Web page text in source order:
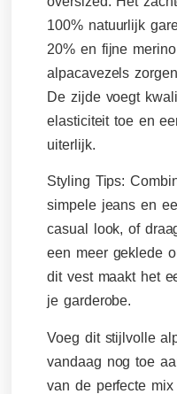
100% natuurlijk
20% en fijne
alpacavezels
De zijde voegt
elasticiteit toe en
uiterlijk.
Styling Tips:
simpele jeans en
casual look, of
een meer geklede
dit vest maakt het
je garderobe.
Voeg dit stijlvolle
vandaag nog toe
van de perfecte